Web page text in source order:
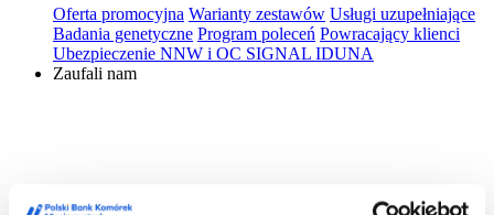
Oferta promocyjna Warianty zestawów Usługi uzupełniające
Badania genetyczne Program poleceń Powracający klienci
Ubezpieczenie NNW i OC SIGNAL IDUNA
Zaufali nam